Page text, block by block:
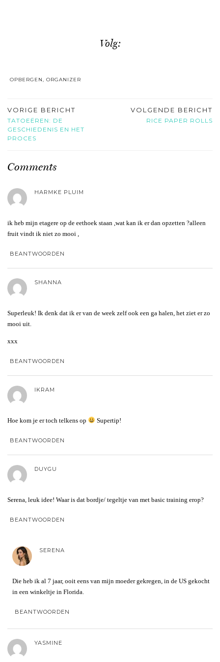
Volg:
OPBERGEN, ORGANIZER
VORIGE BERICHT
TATOEËREN: DE
GESCHIEDENIS EN HET
PROCES
VOLGENDE BERICHT
RICE PAPER ROLLS
Comments
HARMKE PLUIM
ik heb mijn etagere op de eethoek staan ,wat kan ik er dan opzetten ?alleen
fruit vindt ik niet zo mooi ,
BEANTWOORDEN
SHANNA
Superleuk! Ik denk dat ik er van de week zelf ook een ga halen, het ziet er zo
mooi uit.
xxx
BEANTWOORDEN
IKRAM
Hoe kom je er toch telkens op Supertip!
BEANTWOORDEN
DUYGU
Serena, leuk idee! Waar is dat bordje/ tegeltje van met basic training erop?
BEANTWOORDEN
SERENA
Die heb ik al 7 jaar, ooit eens van mijn moeder gekregen, in de US gekocht
in een winkeltje in Florida.
BEANTWOORDEN
YASMINE